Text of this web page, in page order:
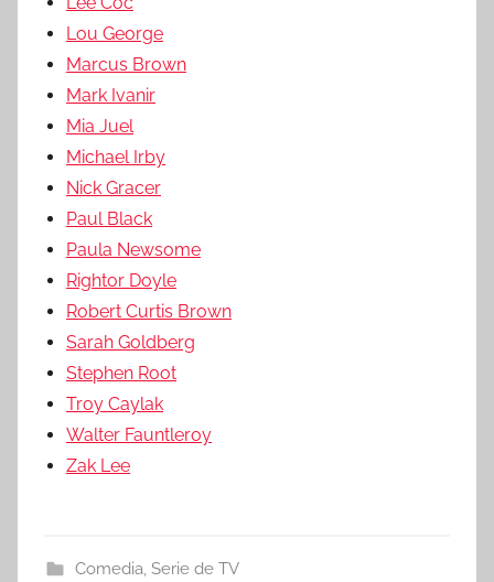
Lou George
Marcus Brown
Mark Ivanir
Mia Juel
Michael Irby
Nick Gracer
Paul Black
Paula Newsome
Rightor Doyle
Robert Curtis Brown
Sarah Goldberg
Stephen Root
Troy Caylak
Walter Fauntleroy
Zak Lee
Comedia, Serie de TV